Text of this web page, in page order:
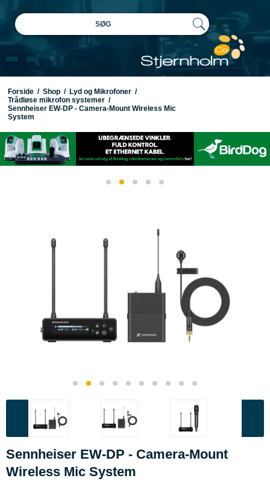
SØG
Forside / Shop / Lyd og Mikrofoner /
Trådløse mikrofon systemer /
Sennheiser EW-DP - Camera-Mount Wireless Mic
System
Sennheiser EW-DP - Camera-Mount
Wireless Mic System